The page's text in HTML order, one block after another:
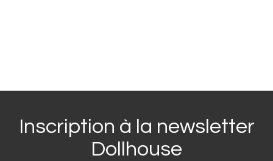
Inscription à la newsletter
Dollhouse